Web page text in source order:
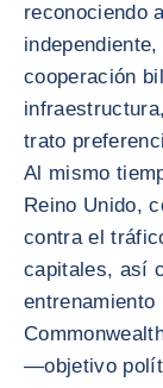
reconociendo
cooperación
trato
Al mismo
Reino Unido,
contra el
capitales, así
—objetivo